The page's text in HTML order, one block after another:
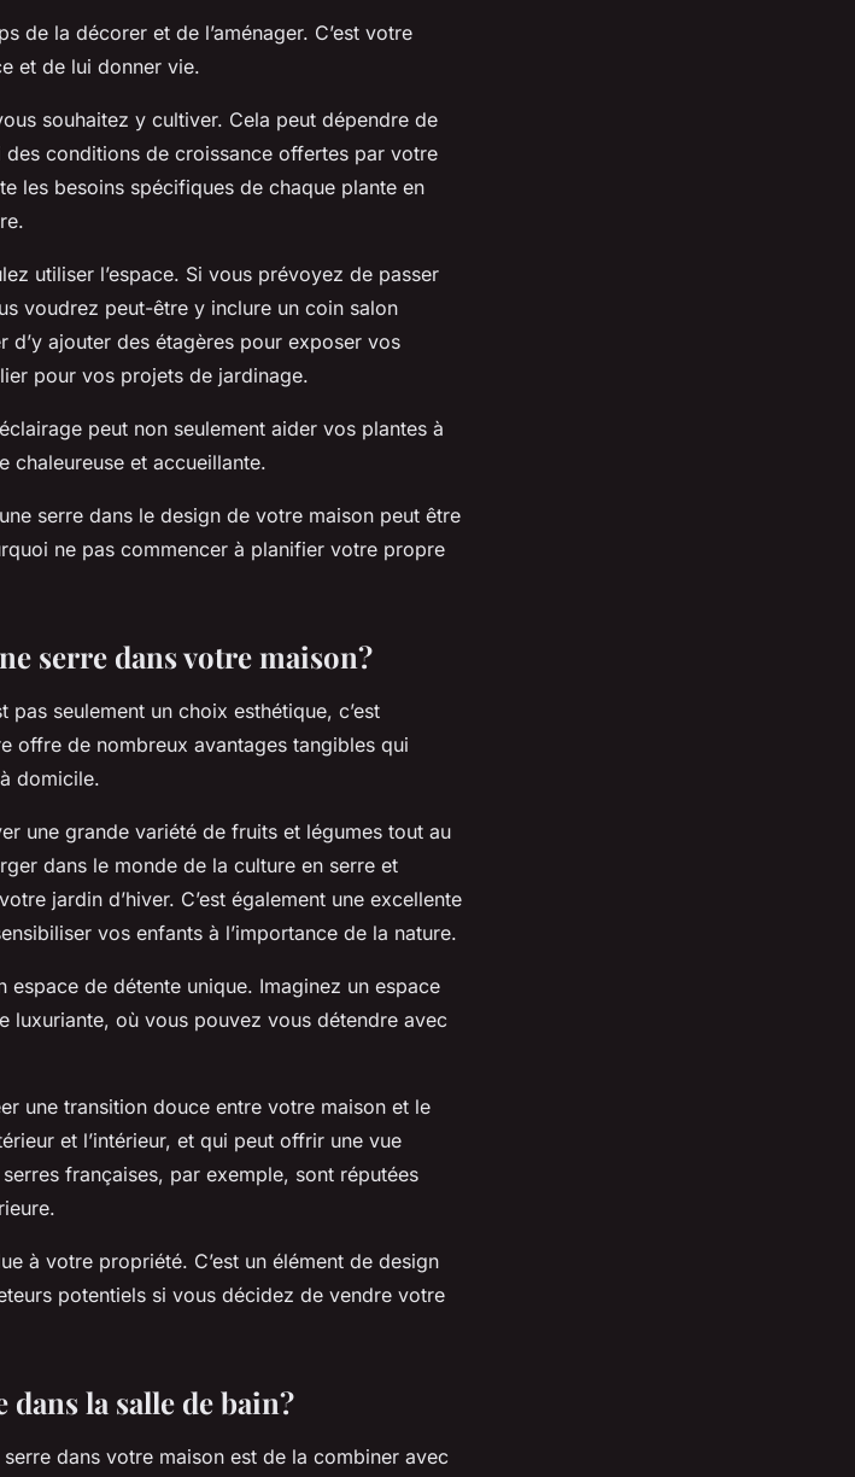
de la décorer et de l’aménager. C’est votre
et de lui donner vie.
souhaitez y cultiver. Cela peut dépendre de
conditions de croissance offertes par votre
les besoins spécifiques de chaque plante en
utiliser l’espace. Si vous prévoyez de passer
voudrez peut-être y inclure un coin salon
ajouter des étagères pour exposer vos
pour vos projets de jardinage.
peut non seulement aider vos plantes à
chaleureuse et accueillante.
serre dans le design de votre maison peut être
ne pas commencer à planifier votre propre
serre dans votre maison?
pas seulement un choix esthétique, c’est
offre de nombreux avantages tangibles qui
domicile.
une grande variété de fruits et légumes tout au
dans le monde de la culture en serre et
jardin d’hiver. C’est également une excellente
vos enfants à l’importance de la nature.
de détente unique. Imaginez un espace
luxuriante, où vous pouvez vous détendre avec
une transition douce entre votre maison et le
et l’intérieur, et qui peut offrir une vue
françaises, par exemple, sont réputées
à votre propriété. C’est un élément de design
potentiels si vous décidez de vendre votre
la salle de bain?
dans votre maison est de la combiner avec